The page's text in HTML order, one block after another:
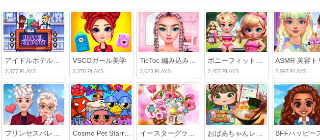
アイドルホテルエンパイア
2,377 PLAYS
VSCOガール美学
2,378 PLAYS
TicToc 編み込みヘアスタイル
2,623 PLAYS
ボニーフィットネスフレンジー
2,457 PLAYS 2,997 PLAYS
Cosmo Pet Starry Care